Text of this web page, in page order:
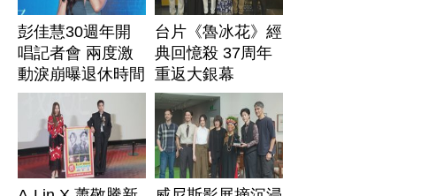
彭佳慧30週年開
唱記者會 兩度激
動淚崩曝退休時間
台片《魯冰花》經
典回憶殺 37周年
重返大銀幕